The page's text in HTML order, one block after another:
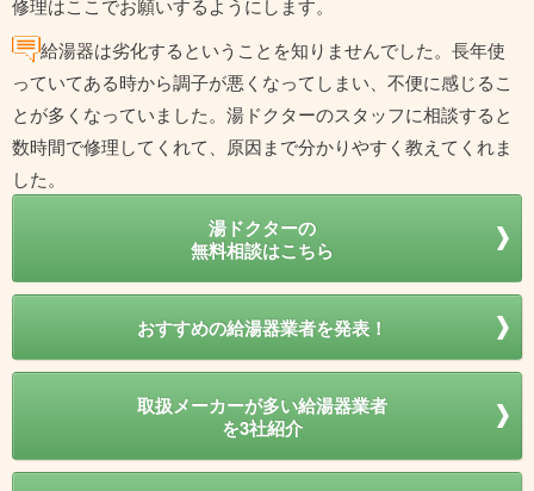
修理はここでお願いするようにします。
給湯器は劣化するということを知りませんでした。長年使
っていてある時から調子が悪くなってしまい、不便に感じるこ
とが多くなっていました。湯ドクターのスタッフに相談すると
数時間で修理してくれて、原因まで分かりやすく教えてくれま
した。
湯ドクターの
無料相談はこちら
おすすめの給湯器業者を発表！
取扱メーカーが多い給湯器業者
を3社紹介